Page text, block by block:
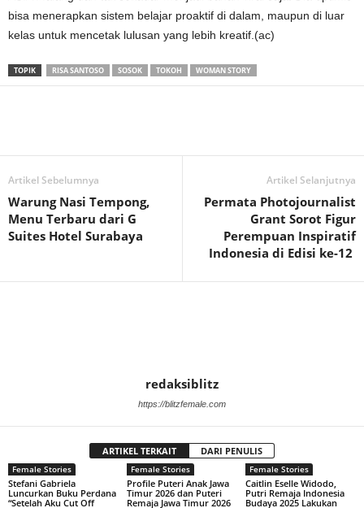
bisa menerapkan sistem belajar proaktif di dalam, maupun di luar
kelas untuk mencetak lulusan yang lebih kreatif.(ac)
TOPIK RISA SANTOSO SOSOK TOKOH WOMAN STORY
Artikel Sebelumnya
Warung Nasi Tempong,
Menu Terbaru dari G
Suites Hotel Surabaya
Artikel Selanjutnya
Permata Photojournalist
Grant Sorot Figur
Perempuan Inspiratif
Indonesia di Edisi ke-12
redaksiblitz
https://blitzfemale.com
ARTIKEL TERKAIT DARI PENULIS
Female Stories
Stefani Gabriela
Luncurkan Buku Perdana
“Setelah Aku Cut Off
Female Stories
Profile Puteri Anak Jawa
Timur 2026 dan Puteri
Remaja Jawa Timur 2026
Female Stories
Caitlin Eselle Widodo,
Putri Remaja Indonesia
Budaya 2025 Lakukan